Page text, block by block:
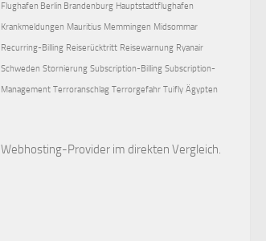
Flughafen Berlin Brandenburg Hauptstadtflughafen
Krankmeldungen Mauritius Memmingen Midsommar
Recurring-Billing Reiserücktritt Reisewarnung Ryanair
Schweden Stornierung Subscription-Billing Subscription-
Management Terroranschlag Terrorgefahr Tuifly Ägypten
Webhosting-Provider im direkten Vergleich.